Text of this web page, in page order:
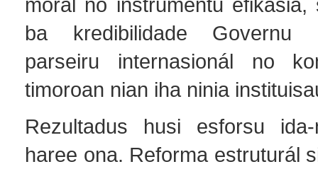
ba kredibilidade Governu
parseiru internasionál no
timoroan nian iha ninia
Rezultadus husi esforsu
haree ona. Reforma estruturál